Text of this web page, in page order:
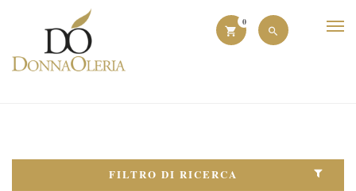
0
FILTRO DI RICERCA